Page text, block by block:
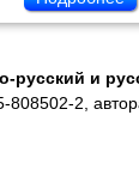
русский и
808502-2,